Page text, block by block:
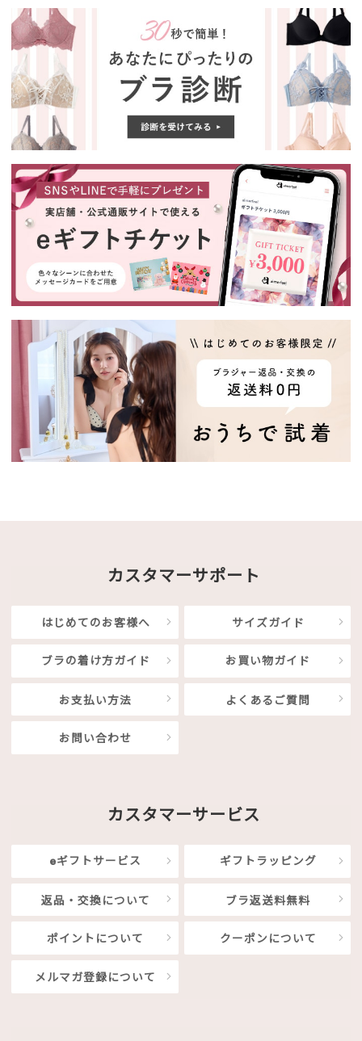
カスタマーサポート
はじめてのお客様へ サイズガイド
ブラの着け方ガイド お買い物ガイド
お支払い方法 よくあるご質問
お問い合わせ
カスタマーサービス
eギフトサービス ギフトラッピング
返品・交換について ブラ返送料無料
ポイントについて クーポンについて
メルマガ登録について